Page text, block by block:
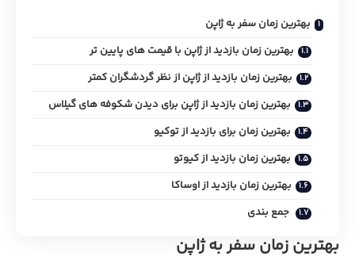
بهترین زمان سفر به ژاپن
بهترین زمان بازدید از ژاپن با قیمت های پایین تر
بهترین زمان بازدید از ژاپن از نظر گردشگران کمتر
بهترین زمان بازدید از ژاپن برای دیدن شکوفه های گیلاس
بهترین زمان برای بازدید از توکیو
بهترین زمان بازدید از کیوتو
بهترین زمان بازدید از اوساکا
جمع بندی
بهترین زمان سفر به ژاپن